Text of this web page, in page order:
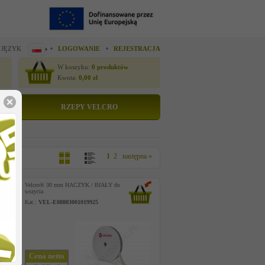
LOGOWANIE REJESTRACJA
W koszyku: 0 produktów
Kwota: 0,00 zł
RZEPY VELCRO
1 2 następna »
Velcro® 30 mm HACZYK / BIAŁY do
wszycia
Kat.: VEL-E08803001019925
Cena netto